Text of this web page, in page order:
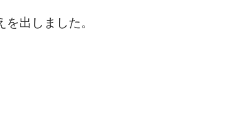
出しました。